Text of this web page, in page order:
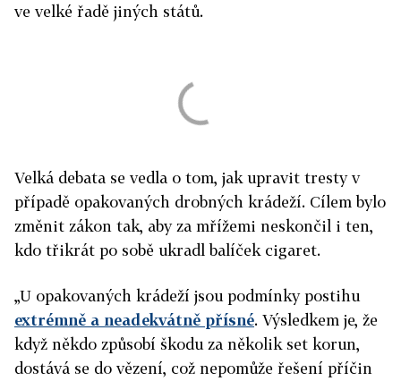
ve velké řadě jiných států.
Velká debata se vedla o tom, jak upravit tresty v
případě opakovaných drobných krádeží. Cílem bylo
změnit zákon tak, aby za mřížemi neskončil i ten,
kdo třikrát po sobě ukradl balíček cigaret.
„U opakovaných krádeží jsou podmínky postihu
extrémně a neadekvátně přísné. Výsledkem je, že
když někdo způsobí škodu za několik set korun,
dostává se do vězení, což nepomůže řešení příčin